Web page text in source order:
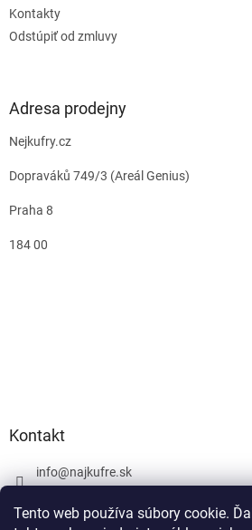
Tento web používa súbory cookie.
Kontakty
Odstúpiť od zmluvy
Adresa prodejny
Nejkufry.cz
Dopraváků 749/3 (Areál Genius)
Praha 8
184 00
Kontakt
info@najkufre.sk
Facebook